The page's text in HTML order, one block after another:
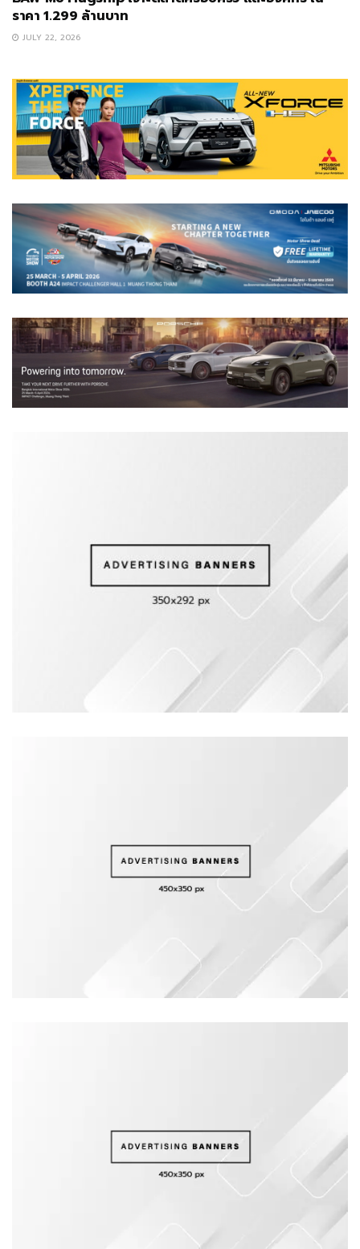
ราคา 1.299 ล้านบาท
JULY 22, 2026